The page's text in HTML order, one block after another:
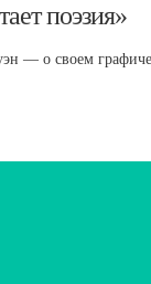
поэзия»
— о своем